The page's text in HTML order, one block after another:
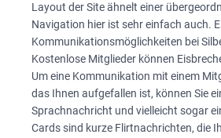
Layout der Site ähnelt einer
Navigation hier ist sehr einfach auch.
Kommunikationsmöglichkeiten bei
Kostenlose Mitglieder können
Um eine Kommunikation mit einem
das Ihnen aufgefallen ist, können Sie
Sprachnachricht und vielleicht sogar
Cards sind kurze Flirtnachrichten, die